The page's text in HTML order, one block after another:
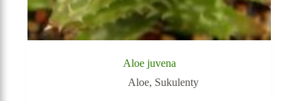
Aloe juvena
Aloe, Sukulenty